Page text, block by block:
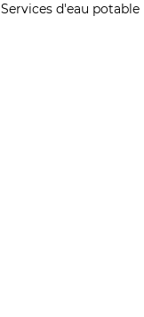
Services d'eau potable